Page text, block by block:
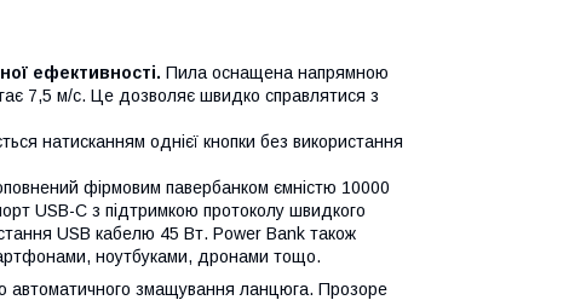
ефективності. Пила оснащена напрямною
7,5 м/с. Це дозволяє швидко справлятися з
натисканням однієї кнопки без використання
фірмовим павербанком ємністю 10000
USB-C з підтримкою протоколу швидкого
USB кабелю 45 Вт. Power Bank також
ноутбуками, дронами тощо.
змащування ланцюга. Прозоре